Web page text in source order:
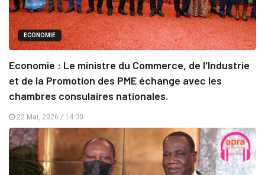
ECONOMIE
Economie : Le ministre du Commerce, de l'Industrie
et de la Promotion des PME échange avec les
chambres consulaires nationales.
22 Mai, 2026 / 14:00